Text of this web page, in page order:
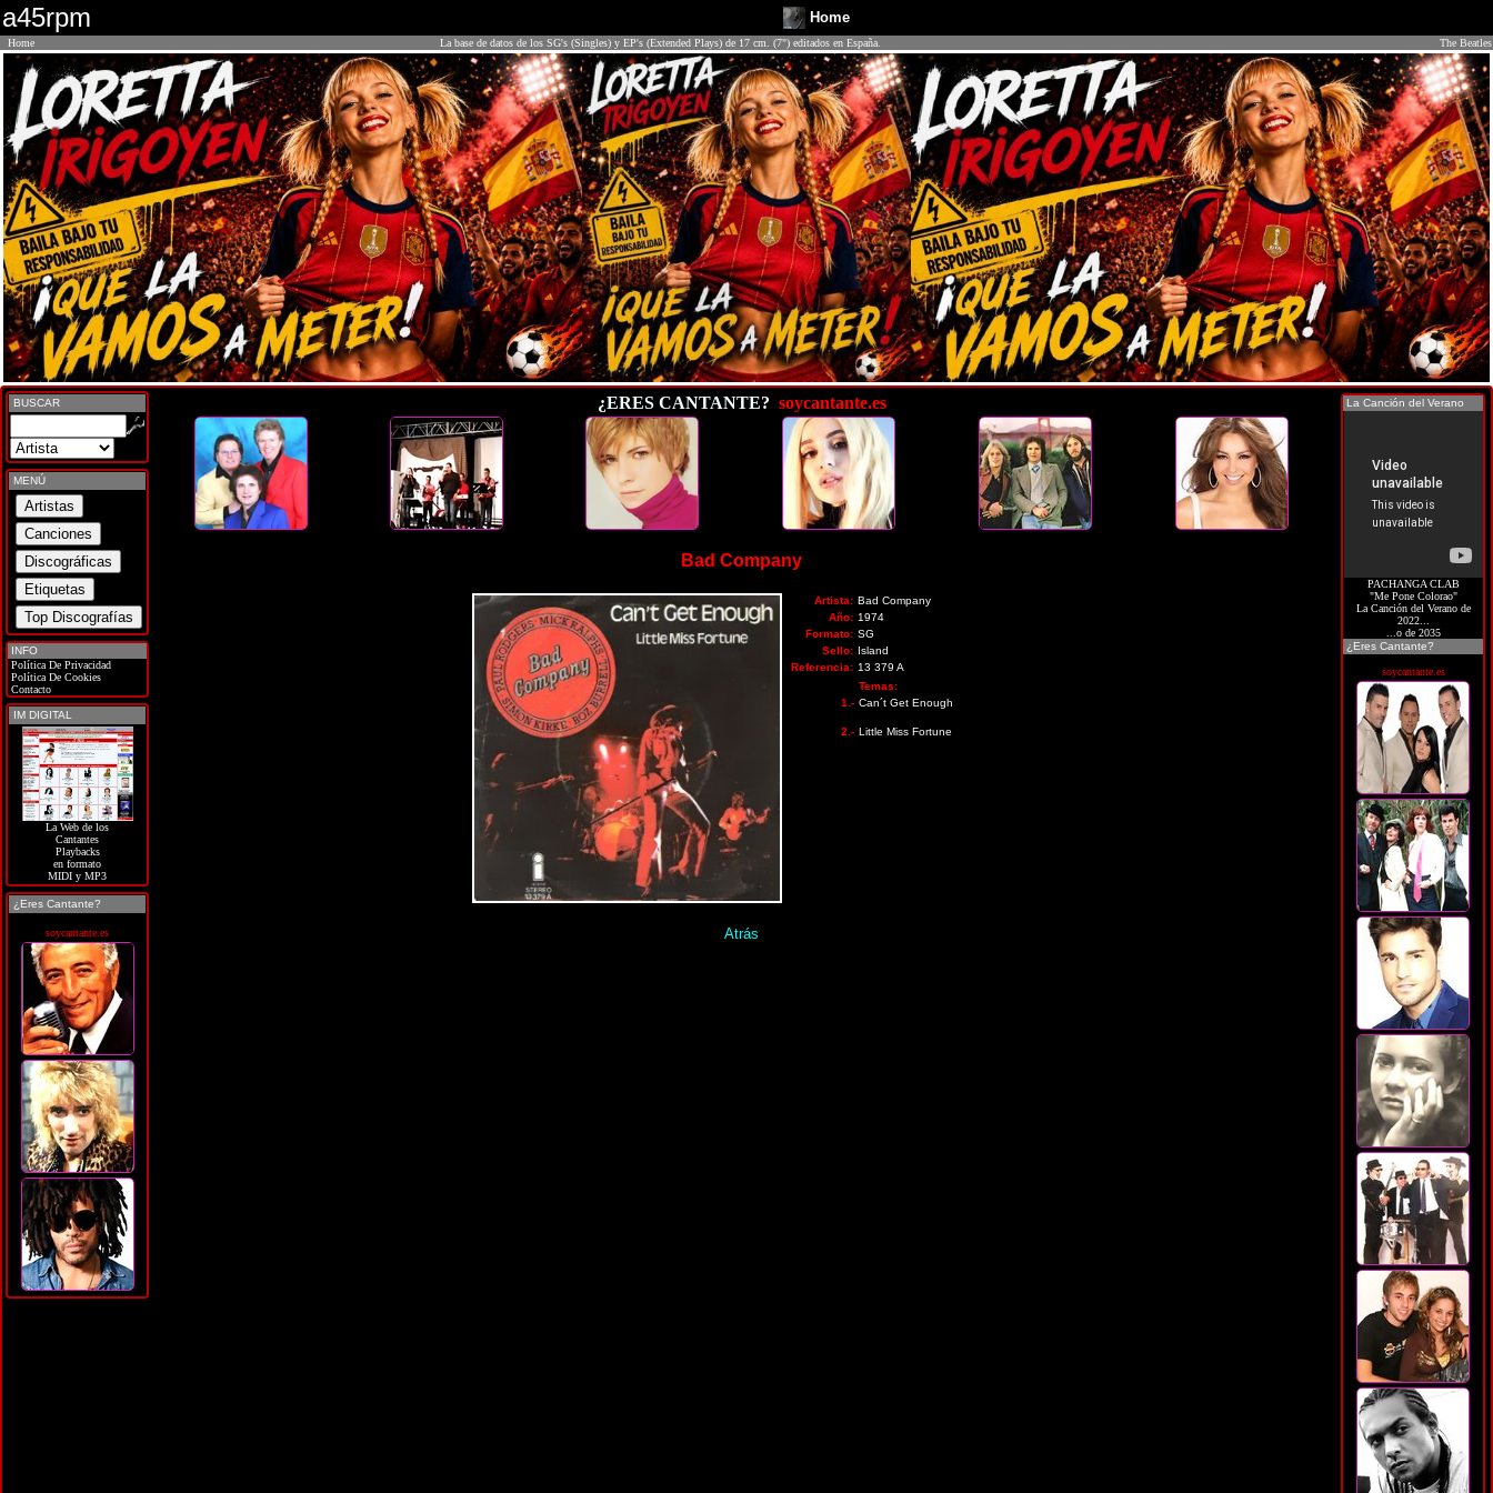
a45rpm Home
Home La base de datos de los SG's (Singles) y EP's (Extended Plays) de 17 cm. (7") editados en España. The Beatles
BUSCAR
MENÚ
INFO
Política De Privacidad
Política De Cookies
Contacto
IM DIGITAL
La Web de los
Cantantes
Playbacks
en formato
MIDI y MP3
¿Eres Cantante?
soycantante.es
¿ERES CANTANTE? soycantante.es
Bad Company
Artista: Bad Company
Año: 1974
Formato: SG
Sello: Island
Referencia: 13 379 A
Temas:
1.- Can´t Get Enough
2.- Little Miss Fortune
Atrás
La Canción del Verano
PACHANGA CLAB
"Me Pone Colorao"
La Canción del Verano de
2022...
...o de 2035
¿Eres Cantante?
soycantante.es